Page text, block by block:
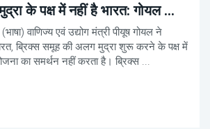
के पक्ष में नहीं है भारत: गोयल ...
वाणिज्य एवं उद्योग मंत्री पीयूष गोयल ने
ब्रिक्स समूह की अलग मुद्रा शुरू करने के पक्ष में
का समर्थन नहीं करता है। ब्रिक्स ...